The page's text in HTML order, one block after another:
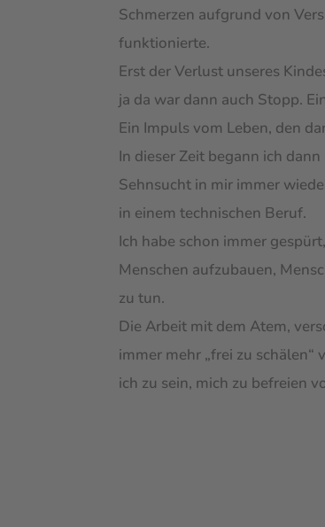
Schmerzen aufgrund von
funktionierte.
Erst der Verlust unseres
ja da war dann auch Stopp.
Ein Impuls vom Leben, den
In dieser Zeit begann ich
Sehnsucht in mir immer
in einem technischen Beruf.
Ich habe schon immer
Menschen aufzubauen,
zu tun.
Die Arbeit mit dem Atem,
immer mehr „frei zu
ich zu sein, mich zu befreien